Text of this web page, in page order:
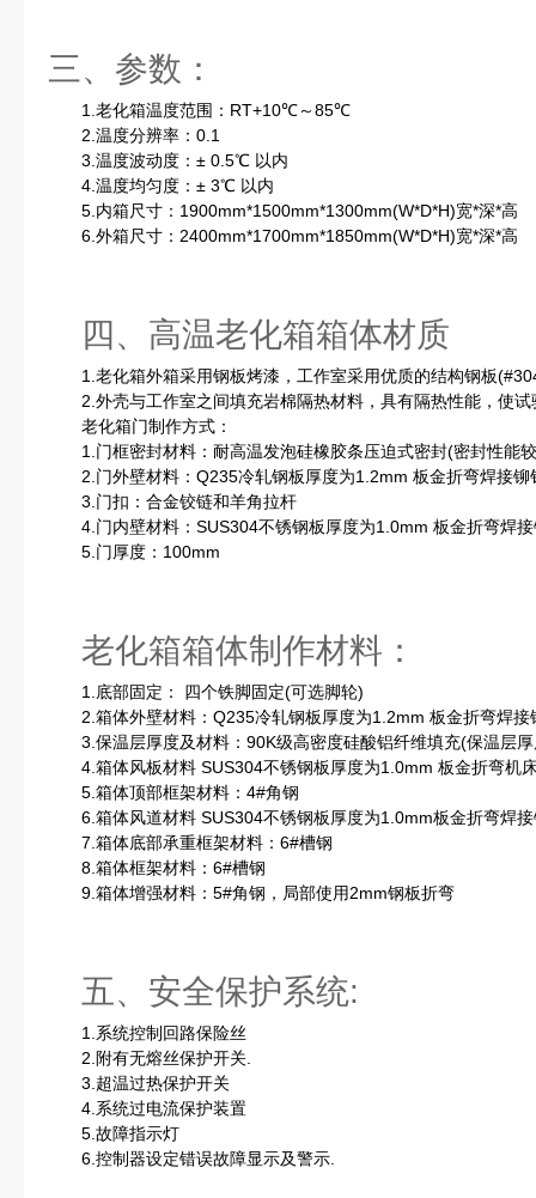
三、参数：
1.老化箱温度范围：RT+10℃～85℃
2.温度分辨率：0.1
3.温度波动度：± 0.5℃ 以内
4.温度均匀度：± 3℃ 以内
5.内箱尺寸：1900mm*1500mm*1300mm(W*D*H)宽*深*高
6.外箱尺寸：2400mm*1700mm*1850mm(W*D*H)宽*深*高
四、高温老化箱箱体材质
1.老化箱外箱采用钢板烤漆，工作室采用优质的结构钢板
2.外壳与工作室之间填充岩棉隔热材料，具有隔热性能，使试
老化箱门制作方式：
1.门框密封材料：耐高温发泡硅橡胶条压迫式密封(密封性能
2.门外壁材料：Q235冷轧钢板厚度为1.2mm 板金折弯焊接铆
3.门扣：合金铰链和羊角拉杆
4.门内壁材料：SUS304不锈钢板厚度为1.0mm 板金折弯焊接
5.门厚度：100mm
老化箱箱体制作材料：
1.底部固定： 四个铁脚固定(可选脚轮)
2.箱体外壁材料：Q235冷轧钢板厚度为1.2mm 板金折弯焊接
3.保温层厚度及材料：90K级高密度硅酸铝纤维填充(保温层厚
4.箱体风板材料 SUS304不锈钢板厚度为1.0mm 板金折弯机
5.箱体顶部框架材料：4#角钢
6.箱体风道材料 SUS304不锈钢板厚度为1.0mm板金折弯焊接
7.箱体底部承重框架材料：6#槽钢
8.箱体框架材料：6#槽钢
9.箱体增强材料：5#角钢，局部使用2mm钢板折弯
五、安全保护系统:
1.系统控制回路保险丝
2.附有无熔丝保护开关.
3.超温过热保护开关
4.系统过电流保护装置
5.故障指示灯
6.控制器设定错误故障显示及警示.